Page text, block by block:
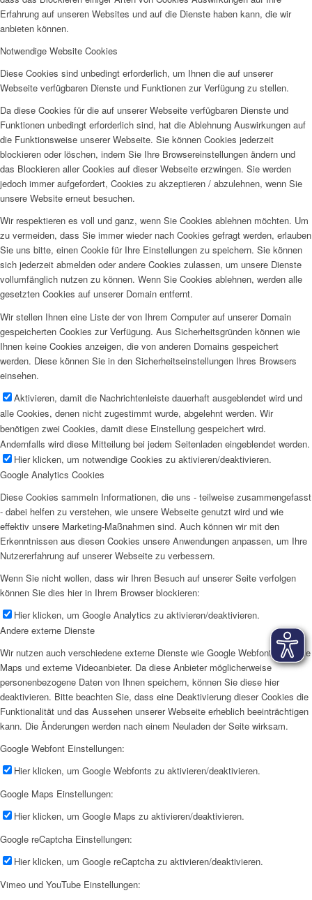
Erfahrung auf unseren Websites und auf die Dienste haben kann, die wir
anbieten können.
Notwendige Website Cookies
Diese Cookies sind unbedingt erforderlich, um Ihnen die auf unserer
Webseite verfügbaren Dienste und Funktionen zur Verfügung zu stellen.
Da diese Cookies für die auf unserer Webseite verfügbaren Dienste und
Funktionen unbedingt erforderlich sind, hat die Ablehnung Auswirkungen auf
die Funktionsweise unserer Webseite. Sie können Cookies jederzeit
blockieren oder löschen, indem Sie Ihre Browsereinstellungen ändern und
das Blockieren aller Cookies auf dieser Webseite erzwingen. Sie werden
jedoch immer aufgefordert, Cookies zu akzeptieren / abzulehnen, wenn Sie
unsere Website erneut besuchen.
Wir respektieren es voll und ganz, wenn Sie Cookies ablehnen möchten. Um
zu vermeiden, dass Sie immer wieder nach Cookies gefragt werden, erlauben
Sie uns bitte, einen Cookie für Ihre Einstellungen zu speichern. Sie können
sich jederzeit abmelden oder andere Cookies zulassen, um unsere Dienste
vollumfänglich nutzen zu können. Wenn Sie Cookies ablehnen, werden alle
gesetzten Cookies auf unserer Domain entfernt.
Wir stellen Ihnen eine Liste der von Ihrem Computer auf unserer Domain
gespeicherten Cookies zur Verfügung. Aus Sicherheitsgründen können wie
Ihnen keine Cookies anzeigen, die von anderen Domains gespeichert
werden. Diese können Sie in den Sicherheitseinstellungen Ihres Browsers
einsehen.
Aktivieren, damit die Nachrichtenleiste dauerhaft ausgeblendet wird und
alle Cookies, denen nicht zugestimmt wurde, abgelehnt werden. Wir
benötigen zwei Cookies, damit diese Einstellung gespeichert wird.
Andernfalls wird diese Mitteilung bei jedem Seitenladen eingeblendet werden.
Hier klicken, um notwendige Cookies zu aktivieren/deaktivieren.
Google Analytics Cookies
Diese Cookies sammeln Informationen, die uns - teilweise zusammengefasst
- dabei helfen zu verstehen, wie unsere Webseite genutzt wird und wie
effektiv unsere Marketing-Maßnahmen sind. Auch können wir mit den
Erkenntnissen aus diesen Cookies unsere Anwendungen anpassen, um Ihre
Nutzererfahrung auf unserer Webseite zu verbessern.
Wenn Sie nicht wollen, dass wir Ihren Besuch auf unserer Seite verfolgen
können Sie dies hier in Ihrem Browser blockieren:
Hier klicken, um Google Analytics zu aktivieren/deaktivieren.
Andere externe Dienste
Wir nutzen auch verschiedene externe Dienste wie Google Webfonts, Google
Maps und externe Videoanbieter. Da diese Anbieter möglicherweise
personenbezogene Daten von Ihnen speichern, können Sie diese hier
deaktivieren. Bitte beachten Sie, dass eine Deaktivierung dieser Cookies die
Funktionalität und das Aussehen unserer Webseite erheblich beeinträchtigen
kann. Die Änderungen werden nach einem Neuladen der Seite wirksam.
Google Webfont Einstellungen:
Hier klicken, um Google Webfonts zu aktivieren/deaktivieren.
Google Maps Einstellungen:
Hier klicken, um Google Maps zu aktivieren/deaktivieren.
Google reCaptcha Einstellungen:
Hier klicken, um Google reCaptcha zu aktivieren/deaktivieren.
Vimeo und YouTube Einstellungen: